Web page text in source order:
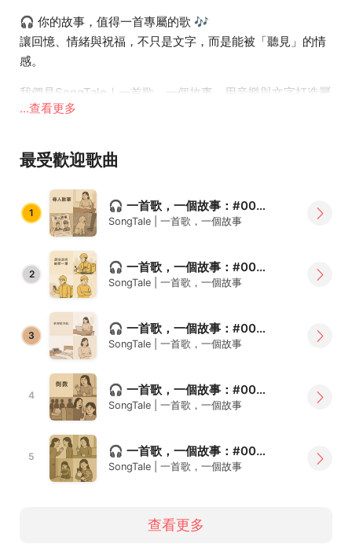
🎧 你的故事，值得一首專屬的歌 🎶
讓回憶、情緒與祝福，不只是文字，而是能被「聽見」的情
感。
我們是SongTale｜一首歌，一個故事，用音樂與文字打造屬
於你的專屬作品。無論是送給自己、戀人、家人或好友，只
或極短篇故事。
最動人的聲音與文字禮物：
👉https://forms.gle/kRPeGKXjEJJ76YKv8
🌟 適合用來：
✔️ 情侶紀念日、生日驚喜
✔️ 祝福家人、摯友、療癒自己
✔️ 想說卻說不出口的心情
✨ 一人一首歌，一段故事一份療癒，我們用心聆聽，也用音
樂回應。
🎧 SongTale = Song + Tale
✍️ 每篇極短篇故事 × 一段音樂 = 一劑療癒處方
💌 每週更新療癒故事與音樂膠囊
...查看更多
最受歡迎歌曲
1 🎧 一首歌，一個故事：#004《尋人啟事》
SongTale | 一首歌，一個故事
2 🎧 一首歌，一個故事：#002《還沒送完的那一單》
SongTale | 一首歌，一個故事
3 🎧 一首歌，一個故事：#001《那早起的女孩》
SongTale | 一首歌，一個故事
4 🎧 一首歌，一個故事：#005《倒數》
SongTale | 一首歌，一個故事
5 🎧 一首歌，一個故事：#006《我不是故意不快樂》
SongTale | 一首歌，一個故事
查看更多